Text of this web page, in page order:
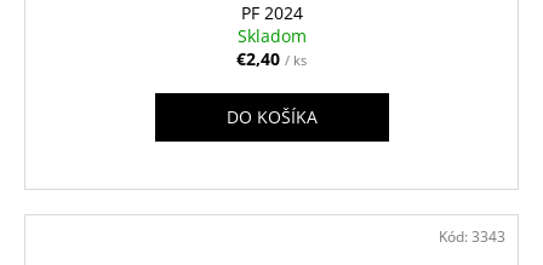
PF 2024
Skladom
€2,40 / ks
DO KOŠÍKA
Kód: 3343